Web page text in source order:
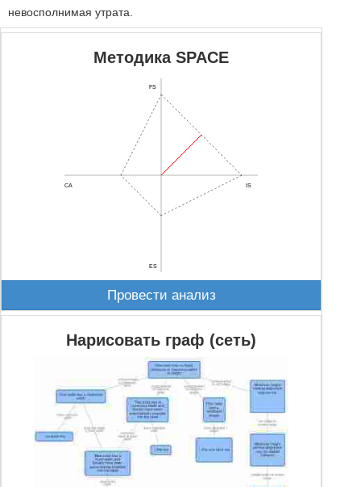
невосполнимая утрата.
Методика SPACE
FS
CA
ES
IS
Провести анализ
Нарисовать граф (сеть)